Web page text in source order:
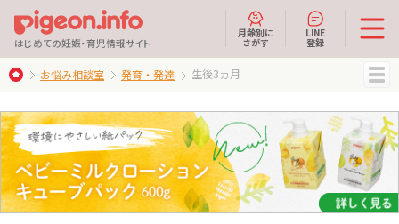
はじめての妊娠・育児情報サイト
月齢別に
さがす
LINE
登録
お悩み相談室 発育・発達 生後3ヵ月